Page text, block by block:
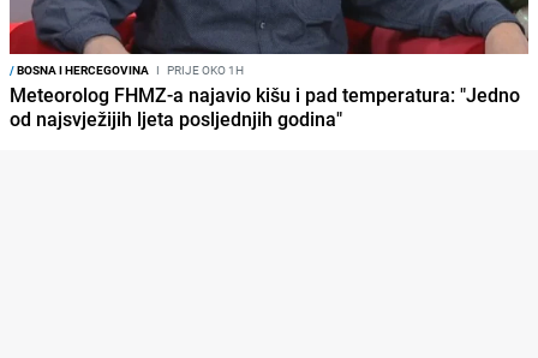
/BOSNA I HERCEGOVINA I PRIJE OKO 1H
Meteorolog FHMZ-a najavio kišu i pad temperatura: "Jedno
od najsvježijih ljeta posljednjih godina"